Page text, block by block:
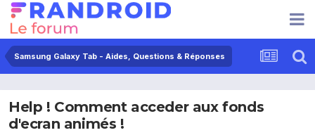
Samsung Galaxy Tab - Aides, Questions & Réponses
Help ! Comment acceder aux fonds
d'ecran animés !